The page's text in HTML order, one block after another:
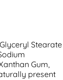
Stearate
Gum,
present